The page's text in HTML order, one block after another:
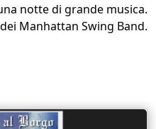
notte di grande musica.
Manhattan Swing Band.